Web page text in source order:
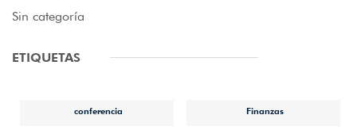
Sin categoría
ETIQUETAS
conferencia Finanzas